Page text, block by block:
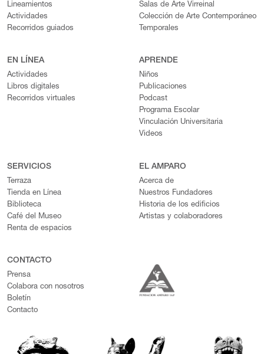
Lineamientos
Actividades
Recorridos guiados
Salas de Arte Virreinal
Colección de Arte Contemporáneo
Temporales
EN LÍNEA
Actividades
Libros digitales
Recorridos virtuales
APRENDE
Niños
Publicaciones
Podcast
Programa Escolar
Vinculación Universitaria
Videos
SERVICIOS
Terraza
Tienda en Línea
Biblioteca
Café del Museo
Renta de espacios
EL AMPARO
Acerca de
Nuestros Fundadores
Historia de los edificios
Artistas y colaboradores
CONTACTO
Prensa
Colabora con nosotros
Boletín
Contacto